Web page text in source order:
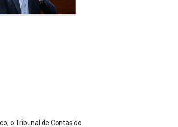
o Tribunal de Contas do